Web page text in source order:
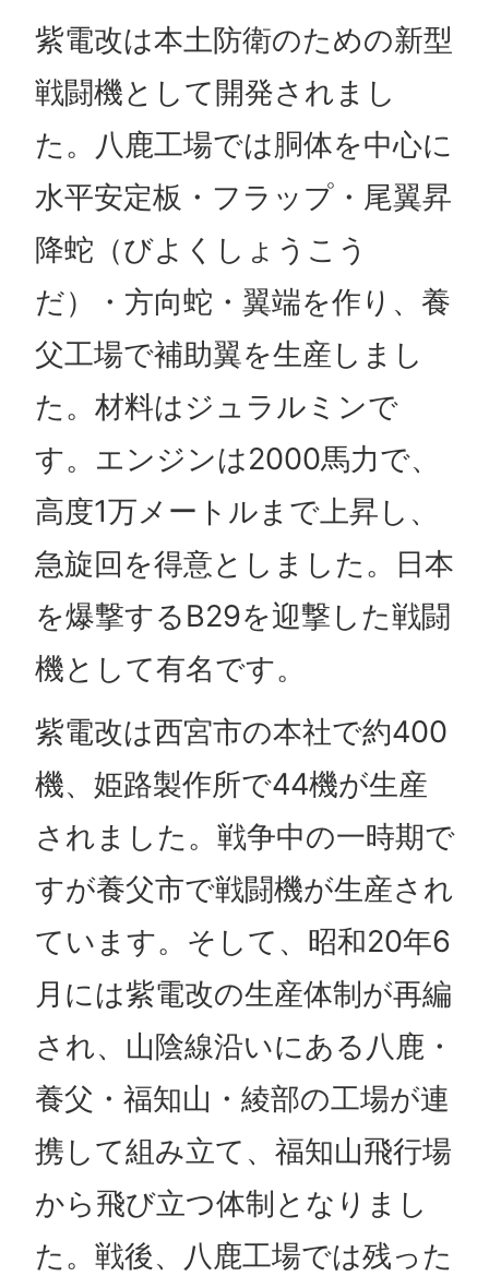
紫電改は本土防衛のための新型
戦闘機として開発されまし
た。八鹿工場では胴体を中心に
水平安定板・フラップ・尾翼昇
降蛇（びよくしょうこう
だ）・方向蛇・翼端を作り、養
父工場で補助翼を生産しまし
た。材料はジュラルミンで
す。エンジンは2000馬力で、
高度1万メートルまで上昇し、
急旋回を得意としました。日本
を爆撃するB29を迎撃した戦闘
機として有名です。
紫電改は西宮市の本社で約400
機、姫路製作所で44機が生産
されました。戦争中の一時期で
すが養父市で戦闘機が生産され
ています。そして、昭和20年6
月には紫電改の生産体制が再編
され、山陰線沿いにある八鹿・
養父・福知山・綾部の工場が連
携して組み立て、福知山飛行場
から飛び立つ体制となりまし
た。戦後、八鹿工場では残った